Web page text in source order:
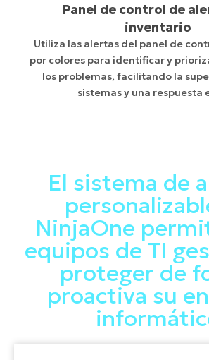
Panel de control de
inventario
Utiliza las alertas del panel de
por colores para identificar y
los problemas, facilitando la
sistemas y una respuesta
El sistema de
NinjaOne
equipos de TI
proteger de
proactiva su